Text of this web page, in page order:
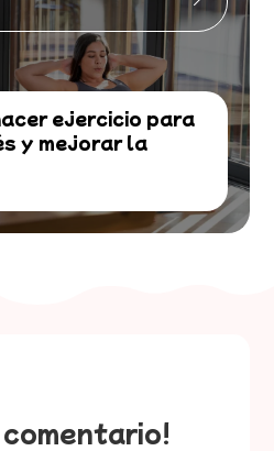
ejercicio para
y mejorar la
comentario!